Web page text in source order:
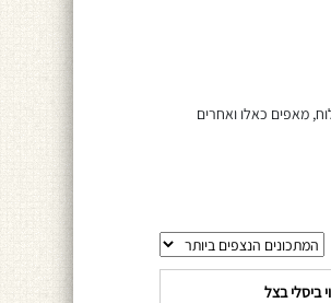
בישול מתוק, מלוח, מאפים כאלו ואחרים
ביסלי בצל